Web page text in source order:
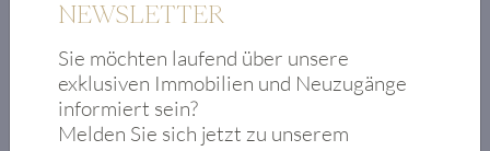
Zum Objekt
NEWSLETTER
Sie möchten laufend über unsere
exklusiven Immobilien und Neuzugänge
informiert sein?
Melden Sie sich jetzt zu unserem